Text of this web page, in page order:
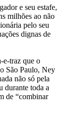
e seu estafe,
milhões ao não
pelo seu
dignas de
e-traz que o
São Paulo, Ney
não só pela
durante toda a
de “combinar